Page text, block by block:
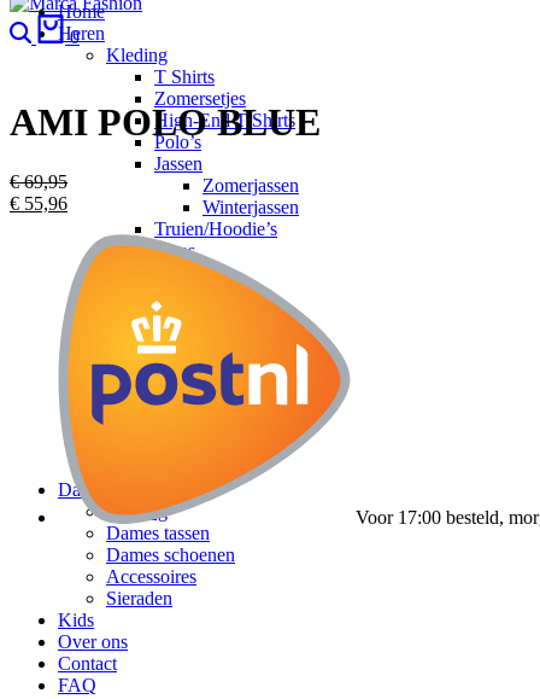
Home
Heren
Kleding
T Shirts
Zomersetjes
High-End T Shirts
Polo’s
Jassen
Zomerjassen
Winterjassen
Truien/Hoodie’s
Jeans
Shorts
Slippers
Accessoires
Heren tassen
Zonnebrillen
Petten
Dames
Kleding
Dames tassen
Dames schoenen
Accessoires
Sieraden
Kids
Over ons
Contact
FAQ
Search
0
Cart
AMI POLO BLUE
€69,95
€ 55,96
Voor 17:00 besteld,